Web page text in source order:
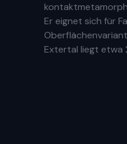
Er eignet sich für
Extertal liegt etwa